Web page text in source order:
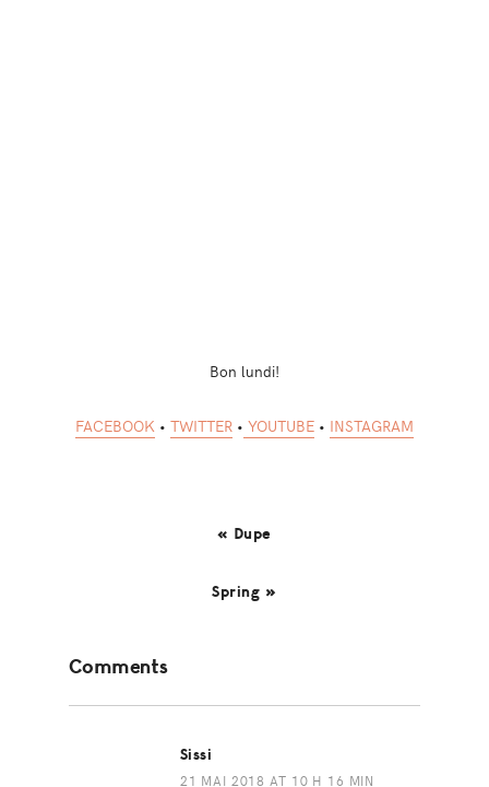
Bon lundi!
FACEBOOK • TWITTER • YOUTUBE • INSTAGRAM
« Dupe
Spring »
Interactions
Comments
Sissi
21 MAI 2018 AT 10 H 16 MIN